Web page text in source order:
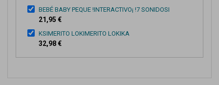
BEBÉ BABY PEQUE !INTERACTIVO¡ !7 SONIDOSI
21,95 €
KSIMERITO LOKIMERITO LOKIKA
32,98 €